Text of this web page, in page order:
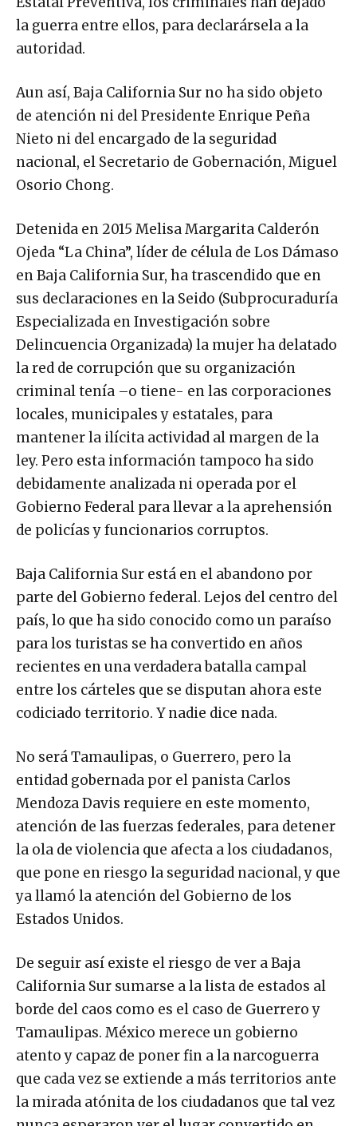
la guerra entre ellos, para declarársela a la
autoridad.
Aun así, Baja California Sur no ha sido objeto
de atención ni del Presidente Enrique Peña
Nieto ni del encargado de la seguridad
nacional, el Secretario de Gobernación, Miguel
Osorio Chong.
Detenida en 2015 Melisa Margarita Calderón
Ojeda “La China”, líder de célula de Los Dámaso
en Baja California Sur, ha trascendido que en
sus declaraciones en la Seido (Subprocuraduría
Especializada en Investigación sobre
Delincuencia Organizada) la mujer ha delatado
la red de corrupción que su organización
criminal tenía –o tiene- en las corporaciones
locales, municipales y estatales, para
mantener la ilícita actividad al margen de la
ley. Pero esta información tampoco ha sido
debidamente analizada ni operada por el
Gobierno Federal para llevar a la aprehensión
de policías y funcionarios corruptos.
Baja California Sur está en el abandono por
parte del Gobierno federal. Lejos del centro del
país, lo que ha sido conocido como un paraíso
para los turistas se ha convertido en años
recientes en una verdadera batalla campal
entre los cárteles que se disputan ahora este
codiciado territorio. Y nadie dice nada.
No será Tamaulipas, o Guerrero, pero la
entidad gobernada por el panista Carlos
Mendoza Davis requiere en este momento,
atención de las fuerzas federales, para detener
la ola de violencia que afecta a los ciudadanos,
que pone en riesgo la seguridad nacional, y que
ya llamó la atención del Gobierno de los
Estados Unidos.
De seguir así existe el riesgo de ver a Baja
California Sur sumarse a la lista de estados al
borde del caos como es el caso de Guerrero y
Tamaulipas. México merece un gobierno
atento y capaz de poner fin a la narcoguerra
que cada vez se extiende a más territorios ante
la mirada atónita de los ciudadanos que tal vez